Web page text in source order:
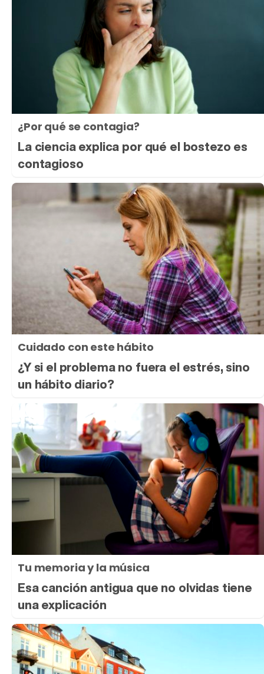
¿Por qué se contagia?
La ciencia explica por qué el bostezo es
contagioso
Cuidado con este hábito
¿Y si el problema no fuera el estrés, sino
un hábito diario?
Tu memoria y la música
Esa canción antigua que no olvidas tiene
una explicación